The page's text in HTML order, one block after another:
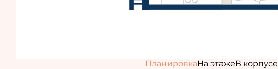
ПланировкаНа этажеВ корпусе